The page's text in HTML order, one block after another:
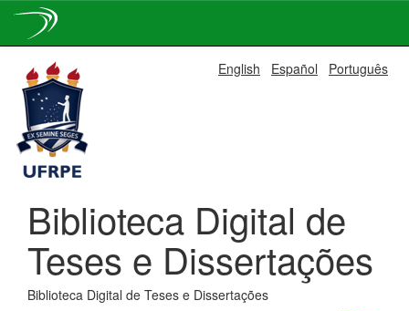
navigation
English Español Português
Biblioteca Digital de
Teses e Dissertações
Biblioteca Digital de Teses e Dissertações